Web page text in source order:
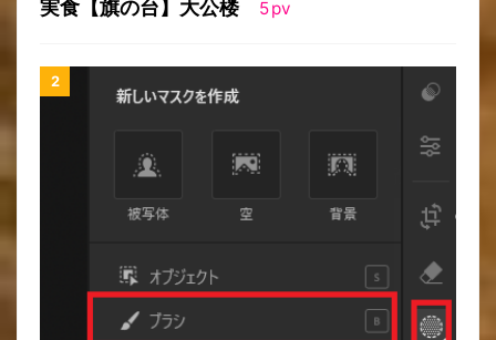
実食【旗の台】大公楼 5pv